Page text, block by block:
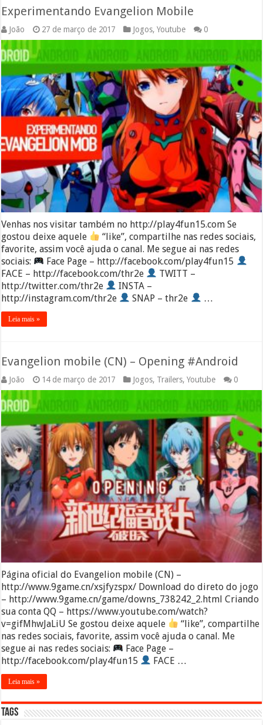
Experimentando Evangelion Mobile
João 27 de março de 2017 Jogos,Youtube 0
Venhas nos visitar também no http://play4fun15.com Se
gostou deixe aquele
“like”, compartilhe nas redes sociais,
favorite, assim você ajuda o canal. Me segue ai nas redes
sociais:
Face Page – http://facebook.com/play4fun15
FACE – http://facebook.com/thr2e
TWITT –
http://twitter.com/thr2e
INSTA –
http://instagram.com/thr2e
SNAP – thr2e …
Leia mais »
Evangelion mobile (CN) – Opening #Android
João 14 de março de 2017 Jogos, Trailers,Youtube 0
Página oficial do Evangelion mobile (CN) –
http://www.9game.cn/xsjfyzspx/ Download do direto do jogo
– http://www.9game.cn/game/downs_738242_2.html Criando
sua conta QQ – https://www.youtube.com/watch?
v=gifMhwJaLiU Se gostou deixe aquele
“like”, compartilhe
nas redes sociais, favorite, assim você ajuda o canal. Me
segue ai nas redes sociais:
Face Page –
http://facebook.com/play4fun15
FACE …
Leia mais »
Tags